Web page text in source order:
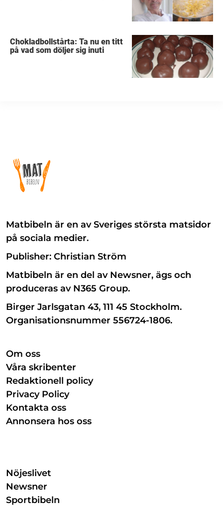
Chokladbollstårta: Ta nu en titt
på vad som döljer sig inuti
Matbibeln är en av Sveriges största matsidor
på sociala medier.
Publisher: Christian Ström
Matbibeln är en del av Newsner, ägs och
produceras av N365 Group.
Birger Jarlsgatan 43, 111 45 Stockholm.
Organisationsnummer 556724-1806.
Om oss
Våra skribenter
Redaktionell policy
Privacy Policy
Kontakta oss
Annonsera hos oss
Nöjeslivet
Newsner
Sportbibeln